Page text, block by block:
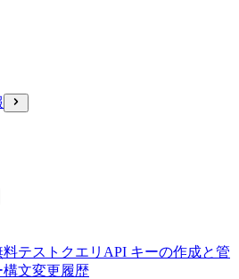
料テストクエリ API キーの作成と管
構文変更履歴